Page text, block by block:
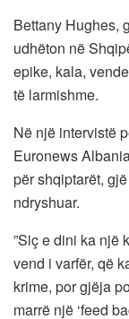
Bettany Hughes,
udhëton në
epike, kala,
të larmishme.
Në një intervistë
Euronews
për shqiptarët,
ndryshuar.
”Siç e dini ka një
vend i varfër, që
krime, por gjëja
marrë një ‘feed